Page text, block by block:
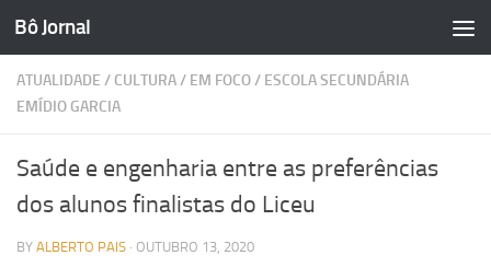
Skip to content
Bô Jornal
ATUALIDADE / CULTURA/ EM FOCO/ ESCOLA SECUNDÁRIA
EMÍDIO GARCIA
Saúde e engenharia entre as preferências
dos alunos finalistas do Liceu
BY ALBERTO PAIS · OUTUBRO 13, 2020